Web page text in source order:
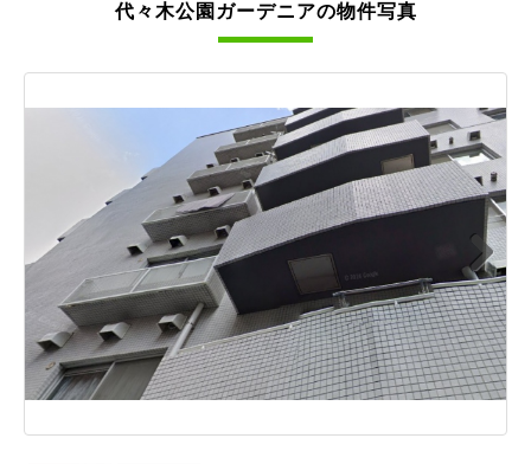
代々木公園ガーデニアの物件写真
Next